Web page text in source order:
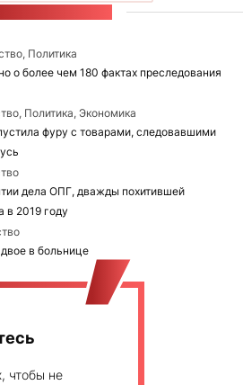
Политика
о более чем 180 фактах преследования
Политика, Экономика
фуру с товарами, следовавшими
дела ОПГ, дважды похитившей
в 2019 году
в больнице
чтобы не